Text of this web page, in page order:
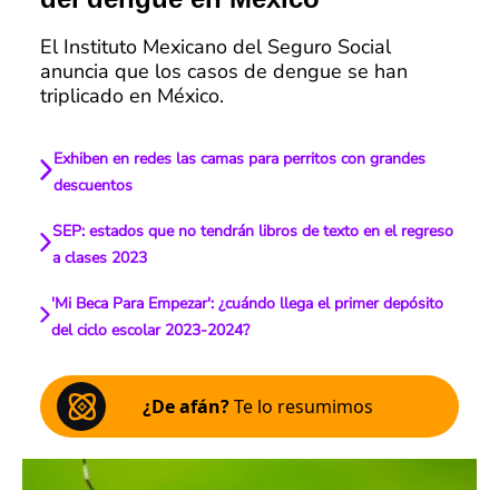
El Instituto Mexicano del Seguro Social
anuncia que los casos de dengue se han
triplicado en México.
Exhiben en redes las camas para perritos con grandes
descuentos
SEP: estados que no tendrán libros de texto en el regreso
a clases 2023
'Mi Beca Para Empezar': ¿cuándo llega el primer depósito
del ciclo escolar 2023-2024?
¿De afán?Te lo resumimos